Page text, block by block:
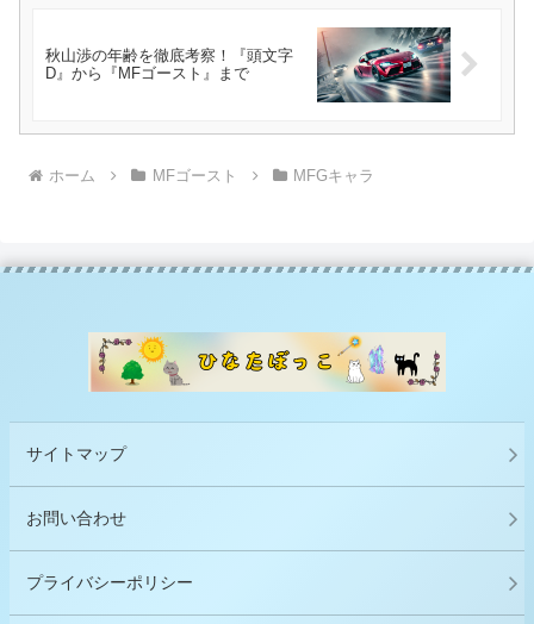
秋山渉の年齢を徹底考察！『頭文字
D』から『MFゴースト』まで
ホーム MFゴースト MFGキャラ
サイトマップ
お問い合わせ
プライバシーポリシー